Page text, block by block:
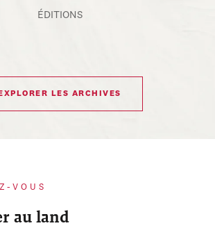
ÉDITIONS
EXPLORER LES ARCHIVES
VOUS
au land